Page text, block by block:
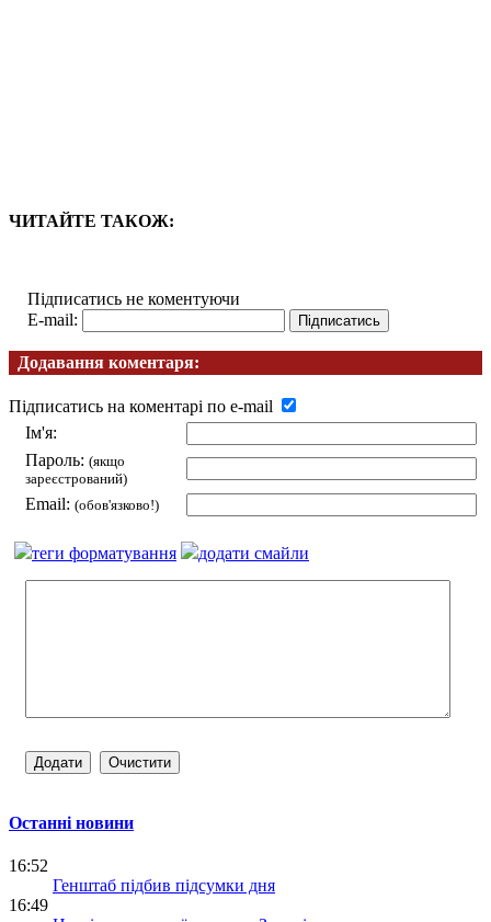
ЧИТАЙТЕ ТАКОЖ:
Підписатись не коментуючи
E-mail:
Додавання коментаря:
Підписатись на коментарі по e-mail
Ім'я:
Пароль: (якщо
зареєстрований)
Email: (обов'язково!)
теги форматування додати смайли
Останні новини
16:52
Генштаб підбив підсумки дня
16:49